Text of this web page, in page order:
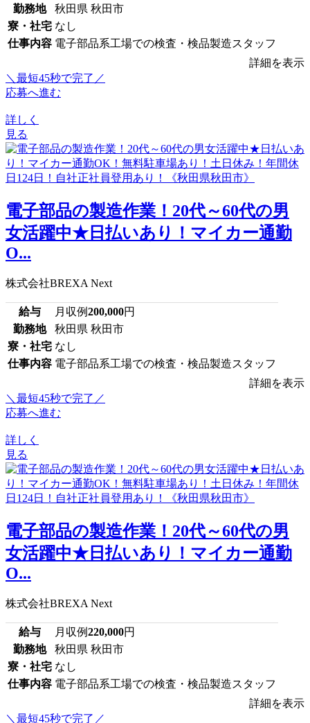
勤務地
秋田県 秋田市
寮・社宅 なし
仕事内容 電子部品系工場での検査・検品製造スタッフ
詳細を表示
＼最短45秒で完了／
応募へ進む
詳しく
見る
電子部品の製造作業！20代～60代の男
女活躍中★日払いあり！マイカー通勤
O...
株式会社BREXA Next
給与 月収例200,000円
勤務地
秋田県 秋田市
寮・社宅 なし
仕事内容 電子部品系工場での検査・検品製造スタッフ
詳細を表示
＼最短45秒で完了／
応募へ進む
詳しく
見る
電子部品の製造作業！20代～60代の男
女活躍中★日払いあり！マイカー通勤
O...
株式会社BREXA Next
給与 月収例220,000円
勤務地
秋田県 秋田市
寮・社宅 なし
仕事内容 電子部品系工場での検査・検品製造スタッフ
詳細を表示
＼最短45秒で完了／